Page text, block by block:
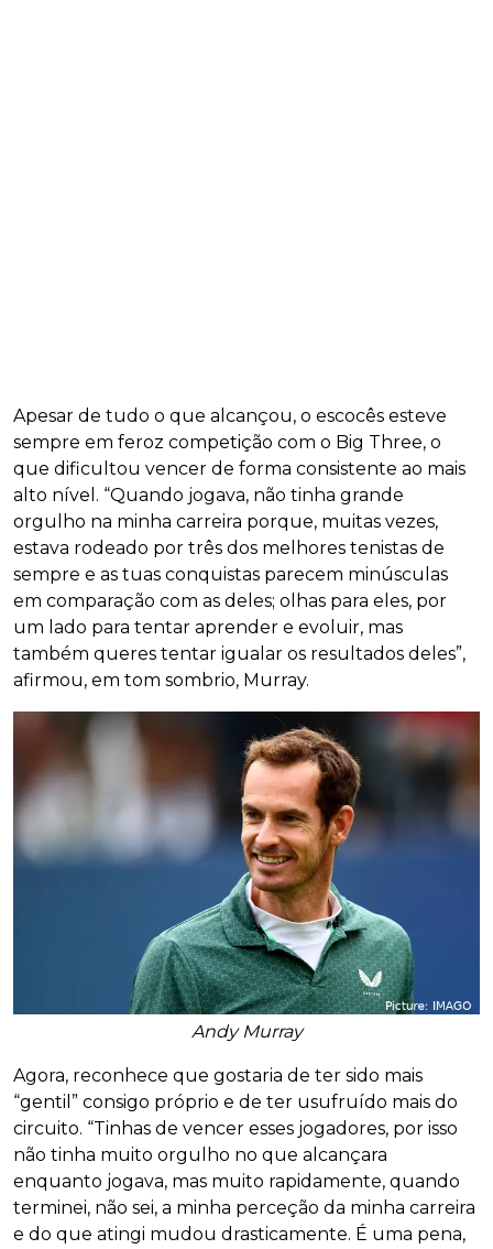
Apesar de tudo o que alcançou, o escocês esteve
sempre em feroz competição com o Big Three, o
que dificultou vencer de forma consistente ao mais
alto nível. “Quando jogava, não tinha grande
orgulho na minha carreira porque, muitas vezes,
estava rodeado por três dos melhores tenistas de
sempre e as tuas conquistas parecem minúsculas
em comparação com as deles; olhas para eles, por
um lado para tentar aprender e evoluir, mas
também queres tentar igualar os resultados deles”,
afirmou, em tom sombrio, Murray.
Andy Murray
Agora, reconhece que gostaria de ter sido mais
“gentil” consigo próprio e de ter usufruído mais do
circuito. “Tinhas de vencer esses jogadores, por isso
não tinha muito orgulho no que alcançara
enquanto jogava, mas muito rapidamente, quando
terminei, não sei, a minha perceção da minha carreira
e do que atingi mudou drasticamente. É uma pena,